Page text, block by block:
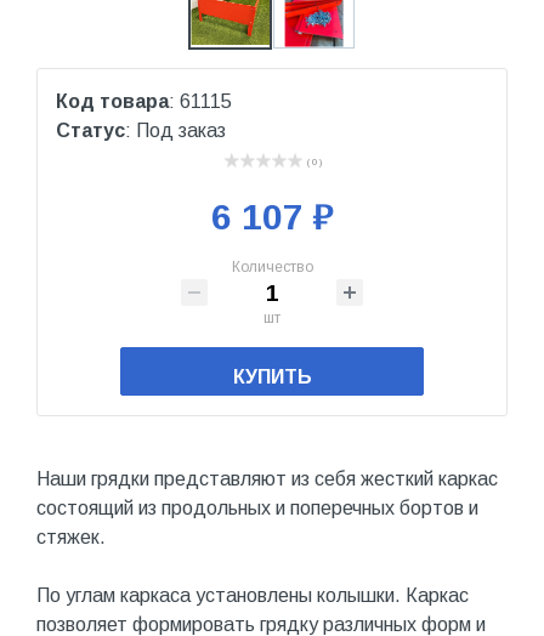
Код товара: 61115
Статус: Под заказ
( 0 )
6 107 ₽
Количество
шт
КУПИТЬ
Наши грядки представляют из себя жесткий каркас
состоящий из продольных и поперечных бортов и
стяжек.
По углам каркаса установлены колышки. Каркас
позволяет формировать грядку различных форм и